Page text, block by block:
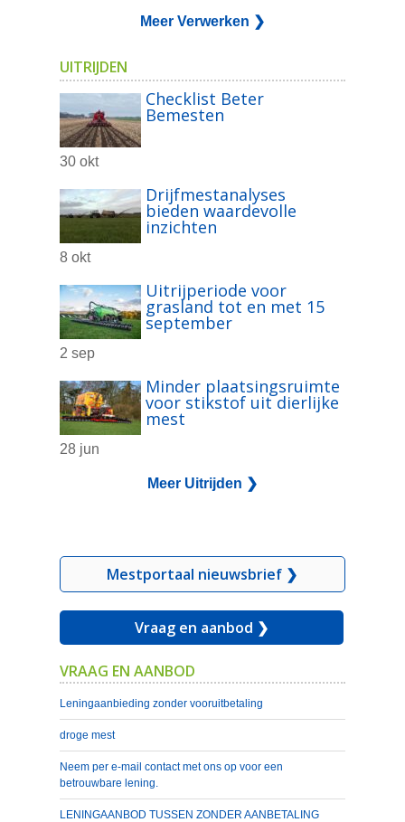
Meer Verwerken ❯
UITRIJDEN
Checklist Beter
Bemesten
30 okt
Drijfmestanalyses
bieden waardevolle
inzichten
8 okt
Uitrijperiode voor
grasland tot en met 15
september
2 sep
Minder plaatsingsruimte
voor stikstof uit dierlijke
mest
28 jun
Meer Uitrijden ❯
Mestportaal nieuwsbrief ❯
Vraag en aanbod ❯
VRAAG EN AANBOD
Leningaanbieding zonder vooruitbetaling
droge mest
Neem per e-mail contact met ons op voor een
betrouwbare lening.
LENINGAANBOD TUSSEN ZONDER AANBETALING